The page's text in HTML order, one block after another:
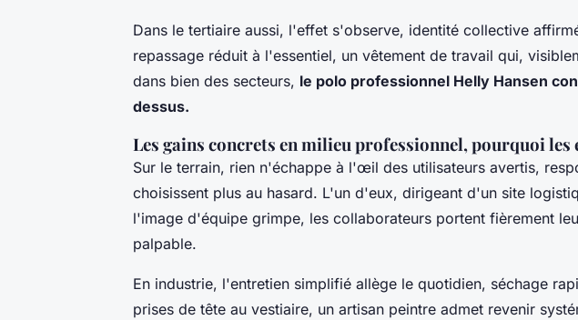
Dans le tertiaire aussi, l'effet s'observe, identité collective
repassage réduit à l'essentiel, un vêtement de travail qui,
dans bien des secteurs, le polo professionnel Helly Hansen
dessus.
Les gains concrets en milieu professionnel, pourquoi
Sur le terrain, rien n'échappe à l'œil des utilisateurs avertis,
choisissent plus au hasard. L'un d'eux, dirigeant d'un site
l'image d'équipe grimpe, les collaborateurs portent fièrement
palpable.
En industrie, l'entretien simplifié allège le quotidien, séchage
prises de tête au vestiaire, un artisan peintre admet revenir